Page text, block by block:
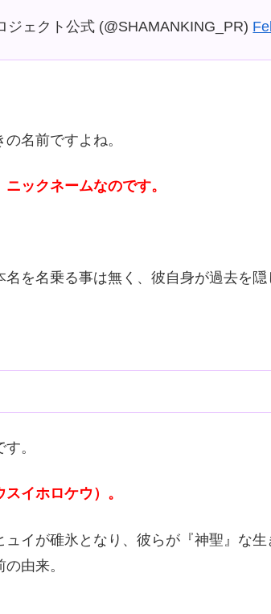
ェクト公式 (@SHAMANKING_PR)
名前ですよね。
ックネームなのです。
を名乗る事は無く、彼自身が過去を隠
。
イホロケウ）。
イが碓氷となり、彼らが『神聖』な
由来。